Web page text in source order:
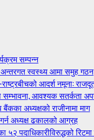
सम्पन्न
अन्तरगत स्वस्थ्य आमा समुह गठन
आदर्श नमूना:
सम्भावना, आवश्यक सतर्कता
बैंकका अध्यक्षको राजीनामा माग
अध्यक्ष ढकालको आग्रह
पदाधिकारीविरुद्धको